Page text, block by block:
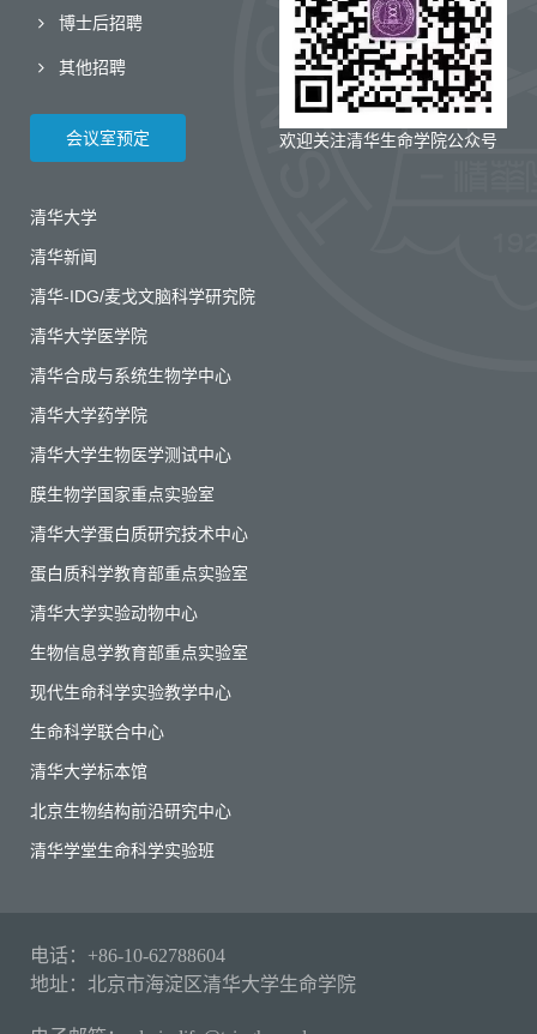
欢迎关注清华生命学院公众号
博士后招聘
其他招聘
会议室预定
清华大学
清华新闻
清华-IDG/麦戈文脑科学研究院
清华大学医学院
清华合成与系统生物学中心
清华大学药学院
清华大学生物医学测试中心
膜生物学国家重点实验室
清华大学蛋白质研究技术中心
蛋白质科学教育部重点实验室
清华大学实验动物中心
生物信息学教育部重点实验室
现代生命科学实验教学中心
生命科学联合中心
清华大学标本馆
北京生物结构前沿研究中心
清华学堂生命科学实验班
电话：+86-10-62788604
地址：北京市海淀区清华大学生命学院